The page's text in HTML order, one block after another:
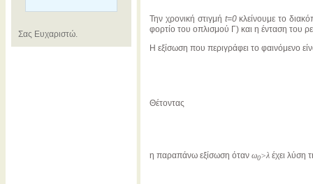
Σας Ευχαριστώ.
Την χρονική στιγμή t=0κλείνουμε το
φορτίο του οπλισμού Γ) και η ένταση του
Η εξίσωση που περιγράφει το φαινόμενο
Θέτοντας
η παραπάνω εξίσωση όταν ω0>λ έχει λύση